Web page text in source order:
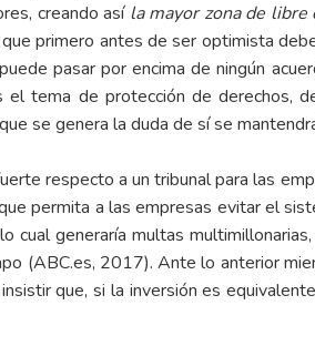
creando así la mayor zona de
primero antes de ser optimista
pasar por encima de ningún
el tema de protección de derechos,
se genera la duda de sí se
respecto a un tribunal para las
permita a las empresas evitar el
cual generaría multas
(ABC.es, 2017). Ante lo anterior
que, si la inversión es